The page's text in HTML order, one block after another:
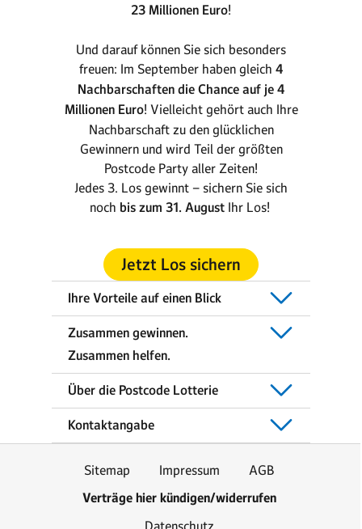
23 Millionen Euro!
Und darauf können Sie sich besonders
freuen: Im September haben gleich 4
Nachbarschaften die Chance auf je 4
Millionen Euro! Vielleicht gehört auch Ihre
Nachbarschaft zu den glücklichen
Gewinnern und wird Teil der größten
Postcode Party aller Zeiten!
Jedes 3. Los gewinnt – sichern Sie sich
noch bis zum 31. AugustIhr Los!
Jetzt Los sichern
Ihre Vorteile auf einen Blick
Zusammen gewinnen.
Zusammen helfen.
Über die Postcode Lotterie
Kontaktangabe
Sitemap Impressum AGB
Verträge hier kündigen/widerrufen